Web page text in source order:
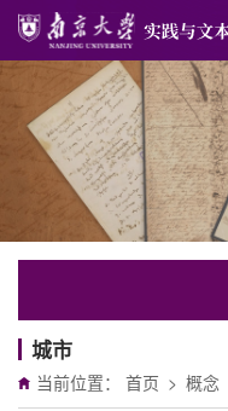
城市
当前位置： 首页 > 概念